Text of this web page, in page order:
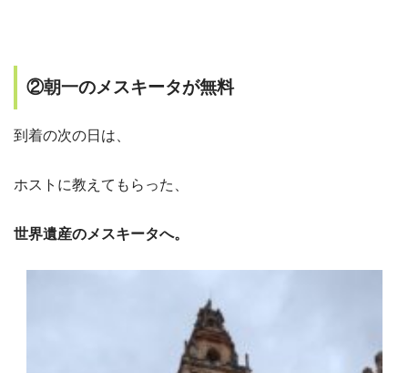
②朝一のメスキータが無料
到着の次の日は、
ホストに教えてもらった、
世界遺産のメスキータへ。